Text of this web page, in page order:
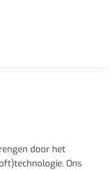
door het
Ons